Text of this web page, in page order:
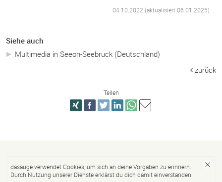
04.10.2022 (aktualisiert06.01.2025)
Siehe auch
Multimedia in Seeon-Seebruck (Deutschland)
zurück
Teilen
dasauge verwendet Cookies, um sich an deine Vorgaben zu erinnern.
Durch Nutzung unserer Dienste erklärst du dich damit einverstanden.